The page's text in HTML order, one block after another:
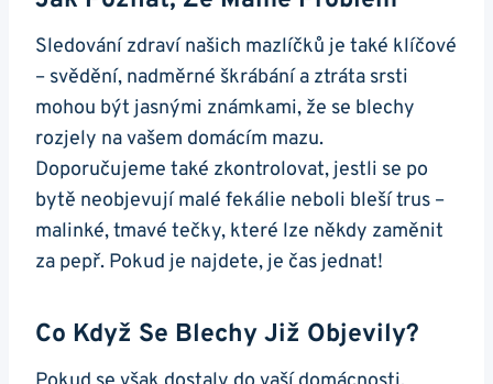
Sledování zdraví našich mazlíčků je také klíčové
– svědění, nadměrné škrábání a ztráta srsti
mohou být jasnými známkami, že se blechy
rozjely na vašem domácím mazu.
Doporučujeme také zkontrolovat, jestli se po
bytě neobjevují malé fekálie neboli bleší trus –
malinké, tmavé tečky, které lze někdy zaměnit
za pepř. Pokud je najdete, je čas jednat!
Co Když Se Blechy Již Objevily?